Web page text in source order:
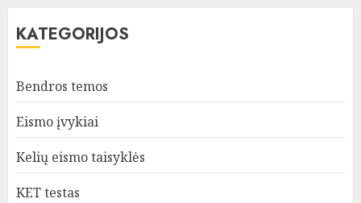
KATEGORIJOS
Bendros temos
Eismo įvykiai
Kelių eismo taisyklės
KET testas